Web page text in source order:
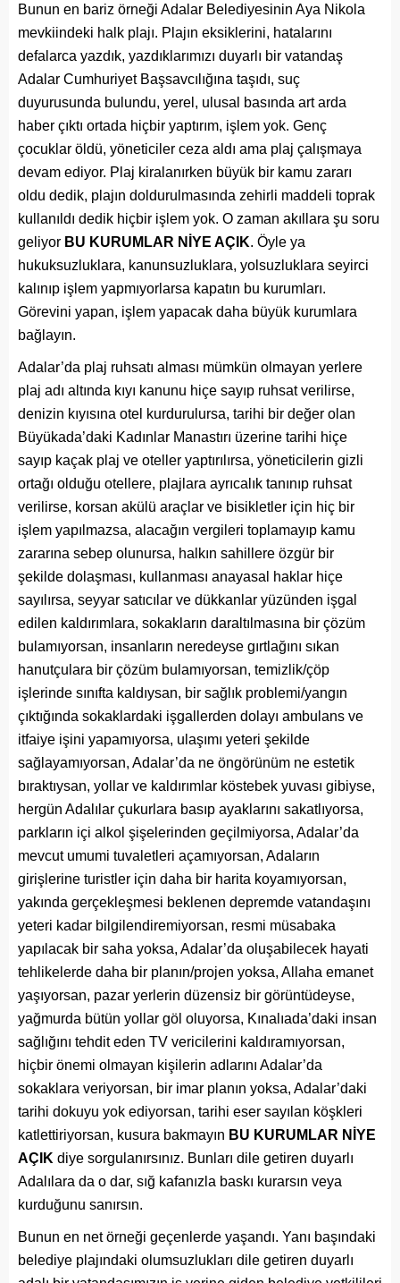
Bunun en bariz örneği Adalar Belediyesinin Aya Nikola
mevkiindeki halk plajı. Plajın eksiklerini, hatalarını
defalarca yazdık, yazdıklarımızı duyarlı bir vatandaş
Adalar Cumhuriyet Başsavcılığına taşıdı, suç
duyurusunda bulundu, yerel, ulusal basında art arda
haber çıktı ortada hiçbir yaptırım, işlem yok. Genç
çocuklar öldü, yöneticiler ceza aldı ama plaj çalışmaya
devam ediyor. Plaj kiralanırken büyük bir kamu zararı
oldu dedik, plajın doldurulmasında zehirli maddeli toprak
kullanıldı dedik hiçbir işlem yok. O zaman akıllara şu soru
geliyor BU KURUMLAR NİYE AÇIK. Öyle ya
hukuksuzluklara, kanunsuzluklara, yolsuzluklara seyirci
kalınıp işlem yapmıyorlarsa kapatın bu kurumları.
Görevini yapan, işlem yapacak daha büyük kurumlara
bağlayın.
Adalar’da plaj ruhsatı alması mümkün olmayan yerlere
plaj adı altında kıyı kanunu hiçe sayıp ruhsat verilirse,
denizin kıyısına otel kurdurulursa, tarihi bir değer olan
Büyükada’daki Kadınlar Manastırı üzerine tarihi hiçe
sayıp kaçak plaj ve oteller yaptırılırsa, yöneticilerin gizli
ortağı olduğu otellere, plajlara ayrıcalık tanınıp ruhsat
verilirse, korsan akülü araçlar ve bisikletler için hiç bir
işlem yapılmazsa, alacağın vergileri toplamayıp kamu
zararına sebep olunursa, halkın sahillere özgür bir
şekilde dolaşması, kullanması anayasal haklar hiçe
sayılırsa, seyyar satıcılar ve dükkanlar yüzünden işgal
edilen kaldırımlara, sokakların daraltılmasına bir çözüm
bulamıyorsan, insanların neredeyse gırtlağını sıkan
hanutçulara bir çözüm bulamıyorsan, temizlik/çöp
işlerinde sınıfta kaldıysan, bir sağlık problemi/yangın
çıktığında sokaklardaki işgallerden dolayı ambulans ve
itfaiye işini yapamıyorsa, ulaşımı yeteri şekilde
sağlayamıyorsan, Adalar’da ne öngörünüm ne estetik
bıraktıysan, yollar ve kaldırımlar köstebek yuvası gibiyse,
hergün Adalılar çukurlara basıp ayaklarını sakatlıyorsa,
parkların içi alkol şişelerinden geçilmiyorsa, Adalar’da
mevcut umumi tuvaletleri açamıyorsan, Adaların
girişlerine turistler için daha bir harita koyamıyorsan,
yakında gerçekleşmesi beklenen depremde vatandaşını
yeteri kadar bilgilendiremiyorsan, resmi müsabaka
yapılacak bir saha yoksa, Adalar’da oluşabilecek hayati
tehlikelerde daha bir planın/projen yoksa, Allaha emanet
yaşıyorsan, pazar yerlerin düzensiz bir görüntüdeyse,
yağmurda bütün yollar göl oluyorsa, Kınalıada’daki insan
sağlığını tehdit eden TV vericilerini kaldıramıyorsan,
hiçbir önemi olmayan kişilerin adlarını Adalar’da
sokaklara veriyorsan, bir imar planın yoksa, Adalar’daki
tarihi dokuyu yok ediyorsan, tarihi eser sayılan köşkleri
katlettiriyorsan, kusura bakmayın BU KURUMLAR NİYE
AÇIK diye sorgulanırsınız. Bunları dile getiren duyarlı
Adalılara da o dar, sığ kafanızla baskı kurarsın veya
kurduğunu sanırsın.
Bunun en net örneği geçenlerde yaşandı. Yanı başındaki
belediye plajındaki olumsuzlukları dile getiren duyarlı